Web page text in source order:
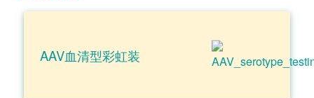
AAV血清型彩虹装